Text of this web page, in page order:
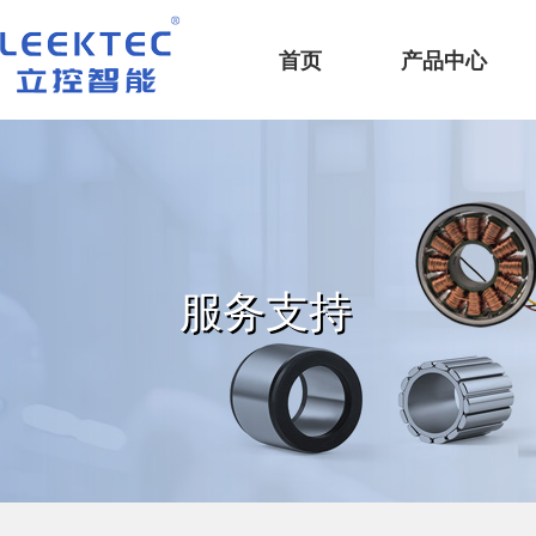
深圳市立控智能科技有限公司
首页
产品中心
服务支持